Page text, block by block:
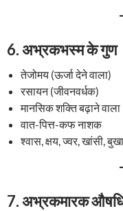
6.अभ्रकभस्म के गुण
तेजोमय (ऊर्जा देने वाला)
रसायन (जीवनवर्धक)
मानसिक शक्ति बढ़ाने वाला
वात-पित्त-कफ नाशक
श्वास, क्षय, ज्वर, खांसी,
7.अभ्रकमारक